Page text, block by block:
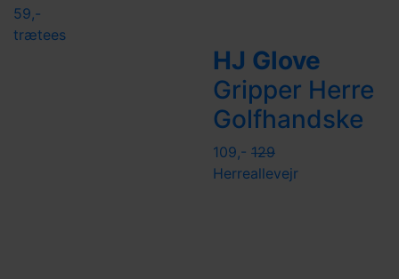
59,-
trætees
HJ Glove
Gripper Herre
Golfhandske
109,- 129
Herreallevejr